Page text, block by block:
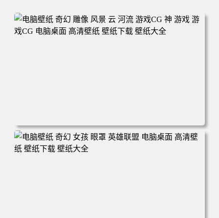
电脑壁纸 奇幻 雕像 风景 云 河流 游戏CG 神 游戏 游戏CG
电脑桌面 高清壁纸 壁纸下载 壁纸大全